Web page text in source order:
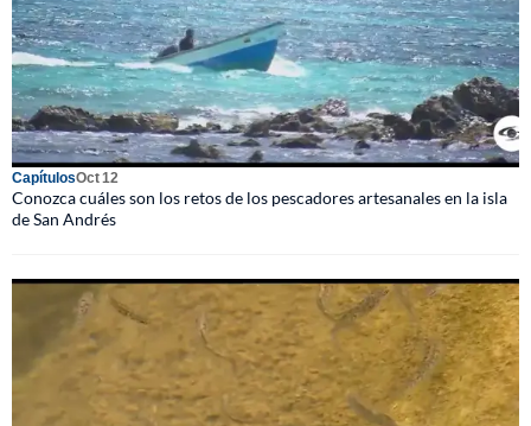
CapítulosOct 12
Conozca cuáles son los retos de los pescadores artesanales en la isla
de San Andrés